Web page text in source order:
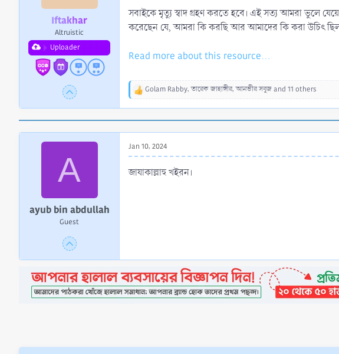
Iftakhar
Altruistic
Uploader
সবাইকে মৃত্যু স্বাদ গ্রহণ করতে হবে। এই সত্য আমরা ভুলে
করেছেন যে, আমরা কি করছি আর আমাদের কি করা উচিৎ
Read more about this resource...
R
t
i
o
n
s
Golam Rabby,তারেক জাহাঙ্গীর,আনভীর সবুজand 11 others
A
ayub bin abdullah
Guest
Jan 10, 2024
জাযাকাল্লাহু খইরন।